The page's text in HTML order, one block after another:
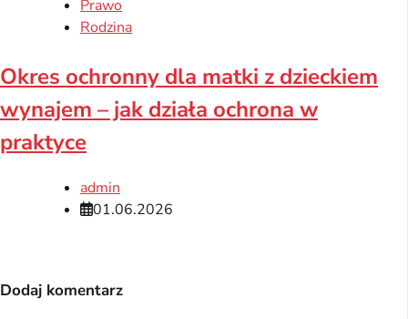
Prawo
Rodzina
Okres ochronny dla matki z dzieckiem
wynajem – jak działa ochrona w
praktyce
admin
01.06.2026
Dodaj komentarz